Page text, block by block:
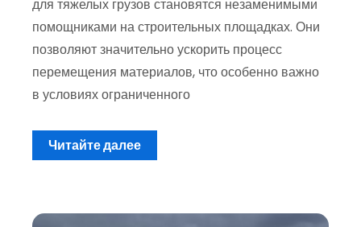
для тяжелых грузов становятся незаменимыми
помощниками на строительных площадках. Они
позволяют значительно ускорить процесс
перемещения материалов, что особенно важно
в условиях ограниченного
Читайте далее